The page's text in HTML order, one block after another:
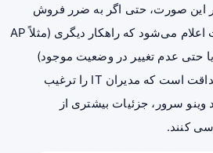
این صورت، حتی اگر به ضرر فروش
کوتاه‌مدت باشد، به‌صراحت اعلام می‌شود که راهکار دیگری (مثلاً AP
یا حتی عدم تغییر در وضعیت موجود)
منطقی‌تر است و همین صداقت است که مدیران IT را ترغیب
سرور، جزئیات بیشتری از
کنند.